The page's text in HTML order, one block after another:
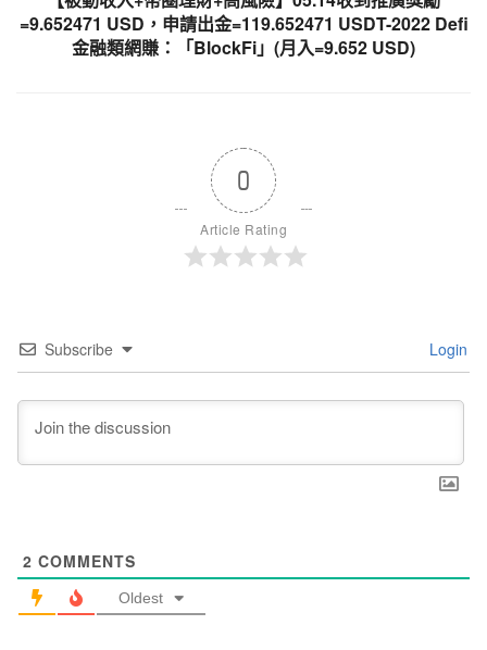
=9.652471 USD，申請出金=119.652471 USDT-2022 Defi
金融類網賺：「BlockFi」(月入=9.652 USD)
0
Article Rating
Subscribe Login
2 COMMENTS
Oldest